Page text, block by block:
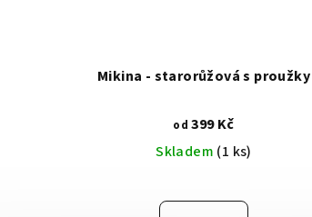
Mikina - starorůžová s proužky
od 399 Kč
Skladem (1 ks)